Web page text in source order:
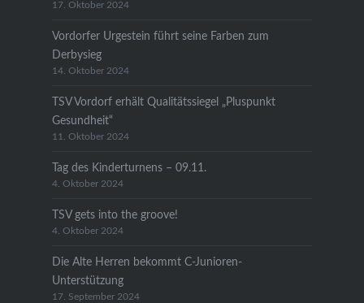
17. Oktober 2024
Vordorfer Urgestein führt seine Farben zum
Derbysieg
14. Oktober 2024
TSV Vordorf erhält Qualitätssiegel „Pluspunkt
Gesundheit“
11. Oktober 2024
Tag des Kinderturnens – 09.11.
4. Oktober 2024
TSV gets into the groove!
4. Oktober 2024
Die Alte Herren bekommt C-Junioren-
Unterstützung
17. September 2024